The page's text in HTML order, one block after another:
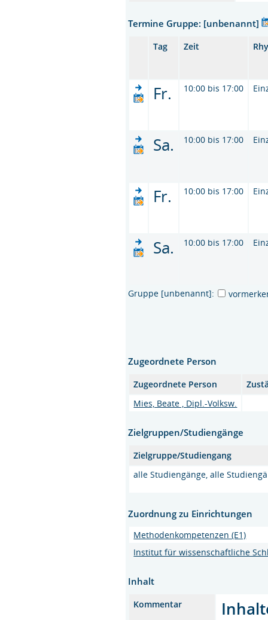
Termine Gruppe: [unbenannt]
Tag Zeit
Fr. 10:00 bis 17:00
Sa. 10:00 bis 17:00
Fr. 10:00 bis 17:00
Sa. 10:00 bis 17:00
Gruppe [unbenannt]:
Zugeordnete Person
Zugeordnete Person
Mies, Beate , Dipl.-Volksw.
Zielgruppen/Studiengänge
Zielgruppe/Studiengang
alle Studiengänge, alle
Zuordnung zu Einrichtungen
Methodenkompetenzen (E1)
Institut für wissenschaftliche
Inhalt
Kommentar